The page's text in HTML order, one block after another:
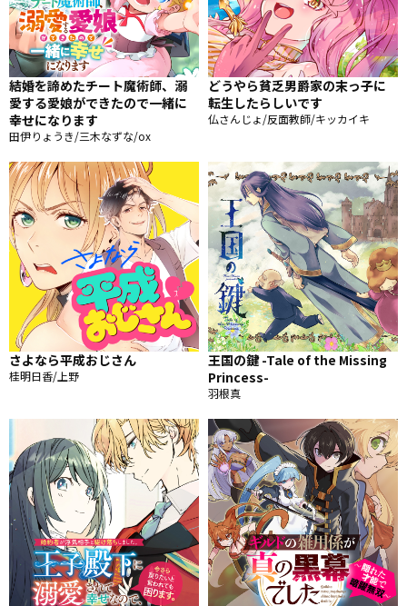
結婚を諦めたチート魔術師、溺
愛する愛娘ができたので一緒に
幸せになります
田伊りょうき/三木なずな/ox
どうやら貧乏男爵家の末っ子に
転生したらしいです
仏さんじょ/反面教師/キッカイキ
さよなら平成おじさん
桂明日香/上野
王国の鍵 -Tale of the Missing
Princess-
羽根真